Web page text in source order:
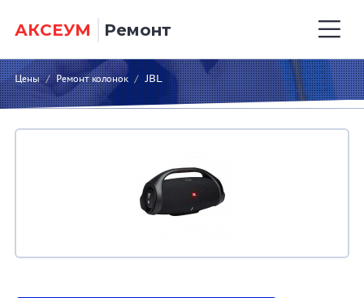
АКСЕУМ Ремонт
Цены / Ремонт колонок / JBL